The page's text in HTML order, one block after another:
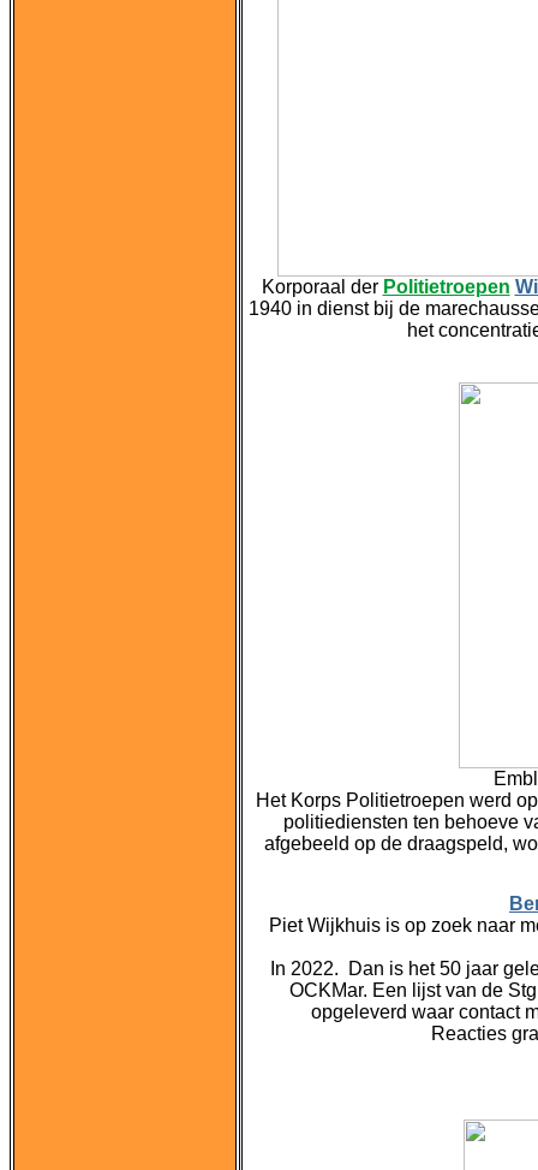
Korporaal der Politietroepen
1940 in dienst bij de
het
Het Korps Politietroepen werd
politiediensten ten behoeve
afgebeeld op de draagspeld,
Piet Wijkhuis is op zoek naar
In 2022. Dan is het 50 jaar
OCKMar. Een lijst van de
opgeleverd waar contact
Reacties